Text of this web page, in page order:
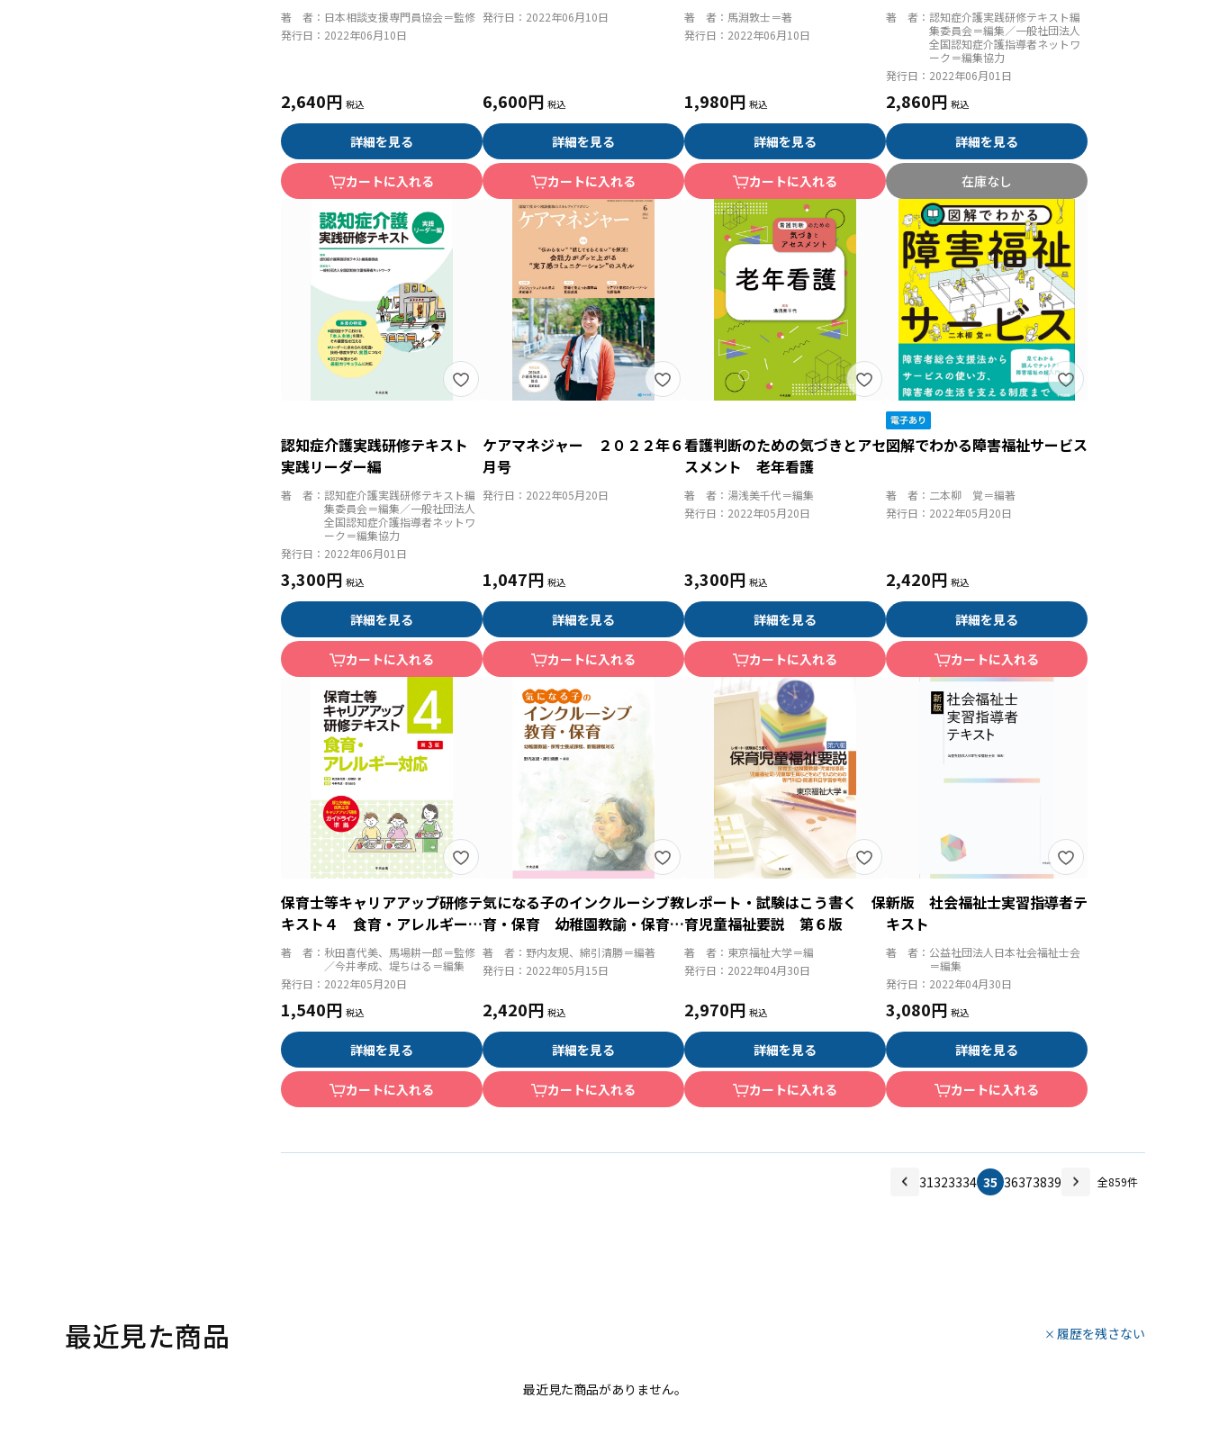
著 者： 日本相談支援専門員協会＝監修
発行日： 2022年06月10日
2,640円
詳細を見る
カートに入れる
発行日： 2022年06月10日
6,600円
詳細を見る
カートに入れる
著 者： 馬淵敦士＝著
発行日： 2022年06月10日
1,980円
詳細を見る
カートに入れる
著 者： 認知症介護実践研修テキスト編
集委員会＝編集／一般社団法人
全国認知症介護指導者ネットワ
ーク＝編集協力
発行日： 2022年06月01日
2,860円
詳細を見る
在庫なし
認知症介護実践研修テキスト
実践リーダー編
著 者： 認知症介護実践研修テキスト編
集委員会＝編集／一般社団法人
全国認知症介護指導者ネットワ
ーク＝編集協力
発行日： 2022年06月01日
3,300円
詳細を見る
カートに入れる
ケアマネジャー ２０２２年６
月号
発行日： 2022年05月20日
1,047円
詳細を見る
カートに入れる
看護判断のための気づきとアセ
スメント 老年看護
著 者： 湯浅美千代＝編集
発行日： 2022年05月20日
3,300円
詳細を見る
カートに入れる
図解でわかる障害福祉サービス
著 者： 二本柳 覚＝編著
発行日： 2022年05月20日
2,420円
詳細を見る
カートに入れる
保育士等キャリアアップ研修テ
キスト４ 食育・アレルギー対
応 第３版
著 者： 秋田喜代美、馬場耕一郎＝監修
／今井孝成、堤ちはる＝編集
発行日： 2022年05月20日
1,540円
詳細を見る
カートに入れる
気になる子のインクルーシブ教
育・保育 幼稚園教諭・保育士
養成課程、教職課程対応
著 者： 野内友規、綿引清勝＝編著
発行日： 2022年05月15日
2,420円
詳細を見る
カートに入れる
レポート・試験はこう書く 保
育児童福祉要説 第６版
著 者： 東京福祉大学＝編
発行日： 2022年04月30日
2,970円
詳細を見る
カートに入れる
新版 社会福祉士実習指導者テ
キスト
著 者： 公益社団法人日本社会福祉士会
＝編集
発行日： 2022年04月30日
3,080円
詳細を見る
カートに入れる
31323334 35 36373839 全859件
最近見た商品
最近見た商品がありません。
履歴を残さない